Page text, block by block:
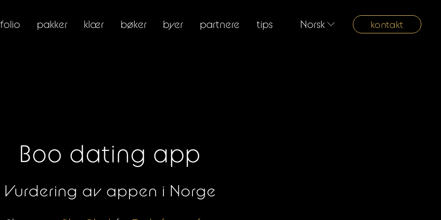
pakker klær bøker byer partnere tips Norsk kontakt
Boo dating app
Vurdering av appen i Norge